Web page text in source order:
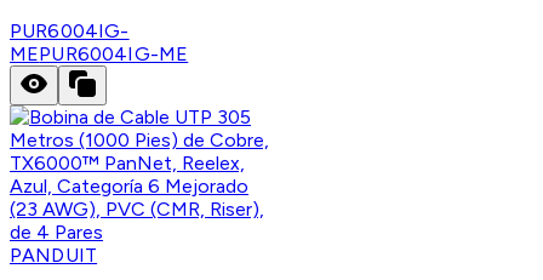
PUR6004IG-
MEPUR6004IG-ME
PANDUIT